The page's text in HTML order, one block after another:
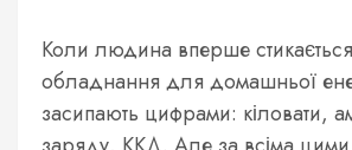
Коли людина вперше
обладнання для домашньої
засипають цифрами: кіловати,